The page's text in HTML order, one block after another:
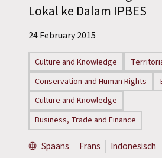
Lokal ke Dalam IPBES
24 February 2015
Culture and Knowledge
Conservation and Human Rights
Culture and Knowledge
Business, Trade and Finance
Spaans Frans Indonesisch